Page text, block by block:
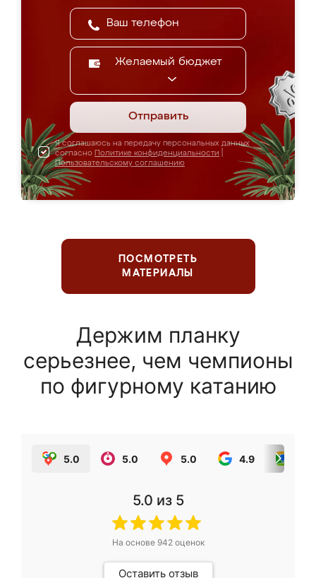
Желаемый бюджет
Отправить
Я соглашаюсь на передачу персональных данных
согласно Политике конфиденциальности
Пользовательскому соглашению
ПОСМОТРЕТЬ
МАТЕРИАЛЫ
Держим планку
серьезнее, чем чемпионы
по фигурному катанию
5.0 5.0 5.0 4.9
5.0 из 5
На основе 942оценок
Оставить отзыв